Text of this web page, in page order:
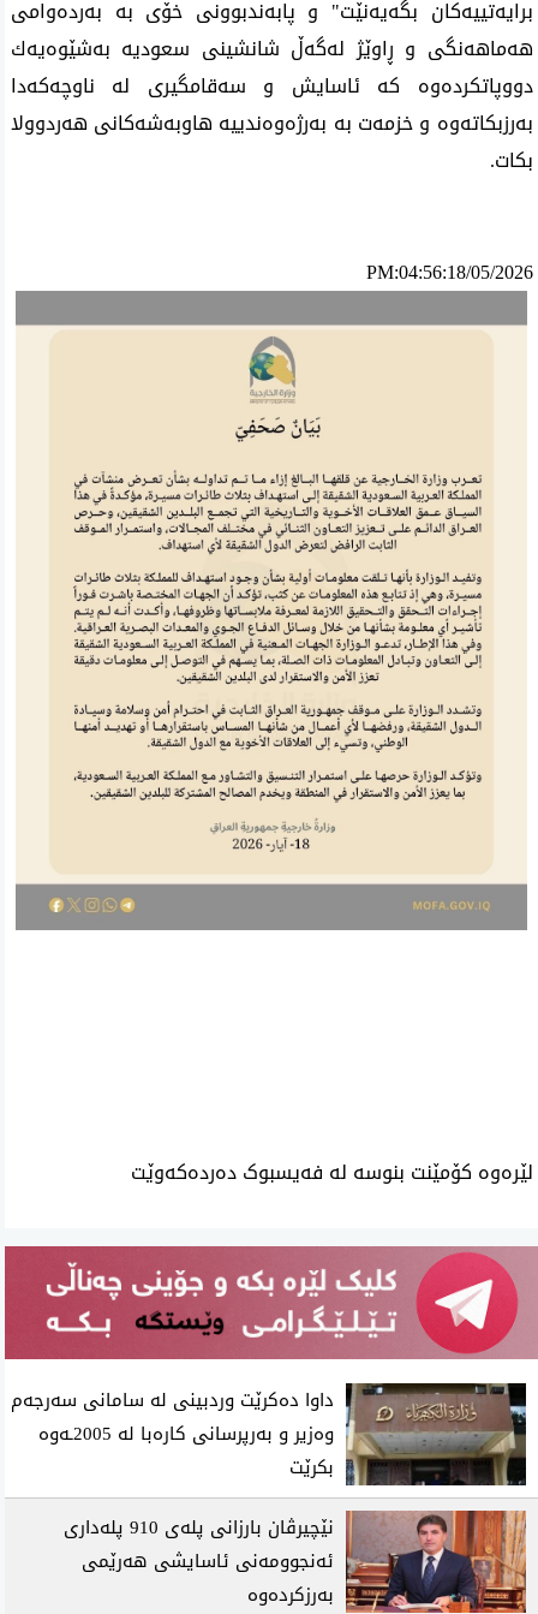
برایه‌تییه‌كان بگه‌یه‌نێت" و پابه‌ندبوونی خۆی به‌ به‌رده‌وامی
هه‌ماهه‌نگی و ڕاوێژ له‌گه‌ڵ شانشینی سعودیه‌ به‌شێوه‌یه‌ك
دووپاتكرده‌وه‌ كه‌ ئاسایش و سه‌قامگیری له‌ ناوچه‌كه‌دا
به‌رزبكاته‌وه‌ و خزمه‌ت به‌ به‌رژه‌وه‌ندییه‌ هاوبه‌شه‌كانی هه‌ردوولا
بكات.
PM:04:56:18/05/2026
لێرەوە کۆمێنت بنوسە لە فەیسبوک دەردەکەوێت
داوا دەکرێت وردبینی لە سامانی سەرجەم
وەزیر و بەرپرسانی کارەبا لە 2005ـەوە
بکرێت
نێچیرڤان بارزانی پلەی 910 پلەداری
ئەنجوومەنی ئاسایشی هەرێمی
بەرزکردەوە